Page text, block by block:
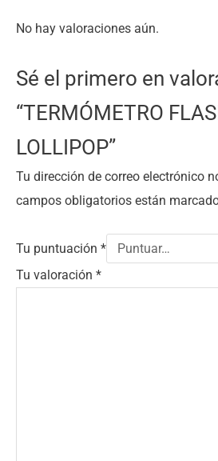
No hay valoraciones aún.
Sé el primero en
“TERMÓMETRO
LOLLIPOP”
Tu dirección de correo electrónico
campos obligatorios están
Tu puntuación *
Tu valoración *